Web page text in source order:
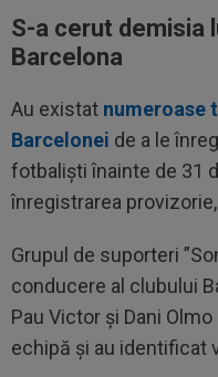
S-a cerut demisia
Barcelona
Au existat numeroase
Barcelonei de a le
fotbaliști înainte de 31
înregistrarea
Grupul de suporteri
conducere al clubului
Pau Victor și Dani
echipă și au identificat